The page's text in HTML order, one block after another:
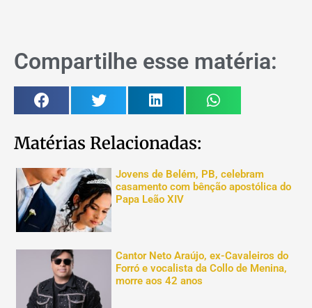
Compartilhe esse matéria:
Matérias Relacionadas:
Jovens de Belém, PB, celebram
casamento com bênção apostólica do
Papa Leão XIV
Cantor Neto Araújo, ex-Cavaleiros do
Forró e vocalista da Collo de Menina,
morre aos 42 anos